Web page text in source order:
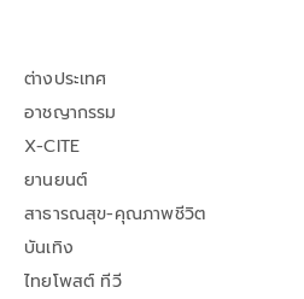
ต่างประเทศ
อาชญากรรม
X-CITE
ยานยนต์
สาธารณสุข-คุณภาพชีวิต
บันเทิง
ไทยโพสต์ ทีวี